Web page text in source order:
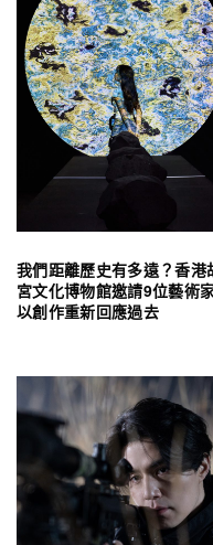
我們距離歷史有多遠？香港
宮文化博物館邀請9位藝術
以創作重新回應過去